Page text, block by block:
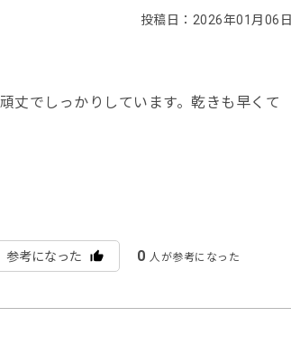
投稿日：2026年01月06日
丈でしっかりしています。乾きも早くて
参考になった 0 人が参考になった